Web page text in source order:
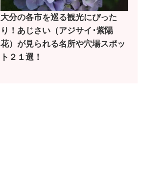
大分の各市を巡る観光にぴった
り！あじさい（アジサイ･紫陽
花）が見られる名所や穴場スポッ
ト２１選！